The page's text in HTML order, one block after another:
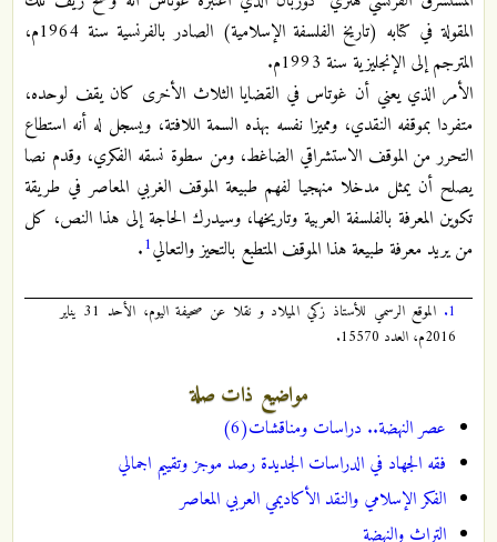
المقولة في كتابه (تاريخ الفلسفة الإسلامية) الصادر بالفرنسية سنة 1964م،
المترجم إلى الإنجليزية سنة 1993م.
الأمر الذي يعني أن غوتاس في القضايا الثلاث الأخرى كان يقف لوحده،
متفردا بموقفه النقدي، ومميزا نفسه بهذه السمة اللافتة، ويسجل له أنه استطاع
التحرر من الموقف الاستشراقي الضاغط، ومن سطوة نسقه الفكري، وقدم نصا
يصلح أن يمثل مدخلا منهجيا لفهم طبيعة الموقف الغربي المعاصر في طريقة
تكوين المعرفة بالفلسفة العربية وتاريخها، وسيدرك الحاجة إلى هذا النص، كل
من يريد معرفة طبيعة هذا الموقف المتطبع بالتحيز والتعالي1
.
1.
الموقع الرسمي للأستاذ زكي الميلاد و نقلا عن صحيفة اليوم، الأحد 31 يناير
2016م، العدد 15570.
مواضيع ذات صلة
عصر النهضة.. دراسات ومناقشات(6)
فقه الجهاد في الدراسات الجديدة رصد موجز وتقييم اجمالي
الفكر الإسلامي والنقد الأكاديمي العربي المعاصر
التراث والنهضة